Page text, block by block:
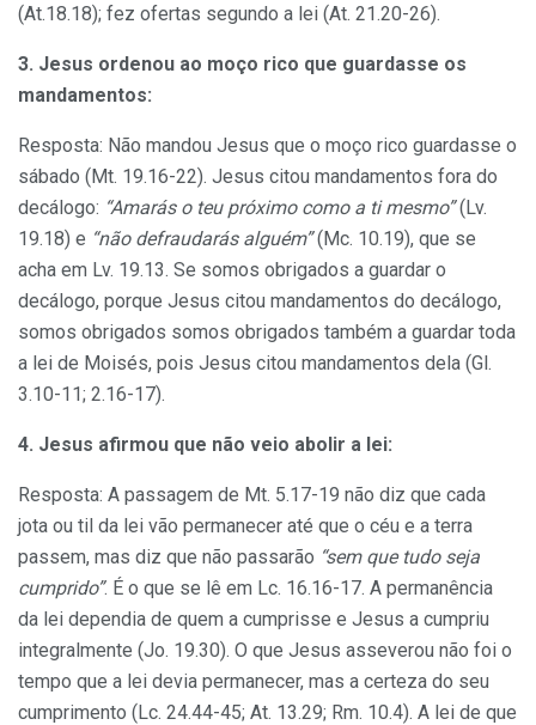
(At.18.18); fez ofertas segundo a lei (At. 21.20-26).
3. Jesus ordenou ao moço rico que guardasse os
mandamentos:
Resposta: Não mandou Jesus que o moço rico guardasse o
sábado (Mt. 19.16-22). Jesus citou mandamentos fora do
decálogo: “Amarás o teu próximo como a ti mesmo”(Lv.
19.18) e “não defraudarás alguém”(Mc. 10.19), que se
acha em Lv. 19.13. Se somos obrigados a guardar o
decálogo, porque Jesus citou mandamentos do decálogo,
somos obrigados somos obrigados também a guardar toda
a lei de Moisés, pois Jesus citou mandamentos dela (Gl.
3.10-11; 2.16-17).
4. Jesus afirmou que não veio abolir a lei:
Resposta: A passagem de Mt. 5.17-19 não diz que cada
jota ou til da lei vão permanecer até que o céu e a terra
passem, mas diz que não passarão “sem que tudo seja
cumprido”. É o que se lê em Lc. 16.16-17. A permanência
da lei dependia de quem a cumprisse e Jesus a cumpriu
integralmente (Jo. 19.30). O que Jesus asseverou não foi o
tempo que a lei devia permanecer, mas a certeza do seu
cumprimento (Lc. 24.44-45; At. 13.29; Rm. 10.4). A lei de que